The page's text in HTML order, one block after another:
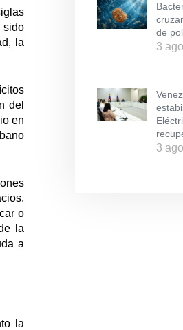
sido
la
del
en
o
la
a
la
de
3
3